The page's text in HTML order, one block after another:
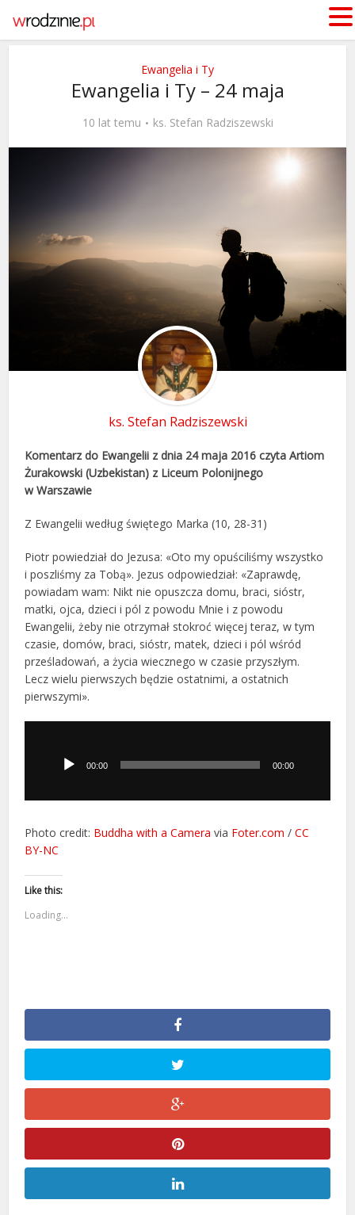
Ewangelia i Ty
Ewangelia i Ty – 24 maja
10 lat temu ks. Stefan Radziszewski
ks. Stefan Radziszewski
Komentarz do Ewangelii z dnia 24 maja 2016czytaArtiom
Żurakowski (Uzbekistan) z Liceum Polonijnego
w Warszawie
Z Ewangelii według świętego Marka (10, 28-31)
Piotr powiedział do Jezusa: «Oto my opuściliśmy wszystko
i poszliśmy za Tobą». Jezus odpowiedział: «Zaprawdę,
powiadam wam: Nikt nie opuszcza domu, braci, sióstr,
matki, ojca, dzieci i pól z powodu Mnie i z powodu
Ewangelii, żeby nie otrzymał stokroć więcej teraz, w tym
czasie, domów, braci, sióstr, matek, dzieci i pól wśród
prześladowań, a życia wiecznego w czasie przyszłym.
Lecz wielu pierwszych będzie ostatnimi, a ostatnich
pierwszymi».
dźwiękowych00:00 00:00
Photo credit: Buddha with a Camera via Foter.com /CC
BY-NC
Like this:
Loading...